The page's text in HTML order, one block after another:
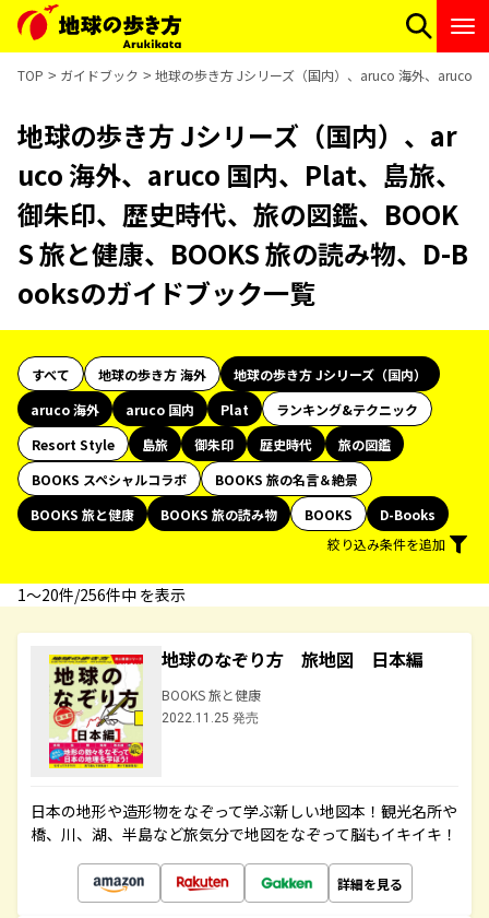
TOP ガイドブック 地球の歩き方 Jシリーズ（国内）、aruco 海外、aruco
地球の歩き方 Jシリーズ（国内）、ar
uco 海外、aruco 国内、Plat、島旅、
御朱印、歴史時代、旅の図鑑、BOOK
S 旅と健康、BOOKS 旅の読み物、D-B
ooksのガイドブック一覧
すべて 地球の歩き方 海外
地球の歩き方 Jシリーズ（国内）
aruco 海外
aruco 国内 Plat
ランキング&テクニック
Resort Style
島旅 御朱印 歴史時代
旅の図鑑
BOOKS スペシャルコラボ
BOOKS 旅の名言＆絶景
BOOKS 旅と健康
BOOKS 旅の読み物 BOOKS
D-Books
絞り込み条件を追加
1〜20件/256件中 を表示
地球のなぞり方 旅地図 日本編
BOOKS 旅と健康
2022.11.25 発売
日本の地形や造形物をなぞって学ぶ新しい地図本！観光名所や
橋、川、湖、半島など旅気分で地図をなぞって脳もイキイキ！
詳細を見る